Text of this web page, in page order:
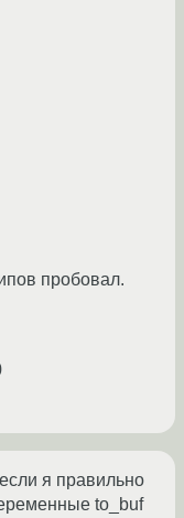
пробовал.
я правильно
to_buf